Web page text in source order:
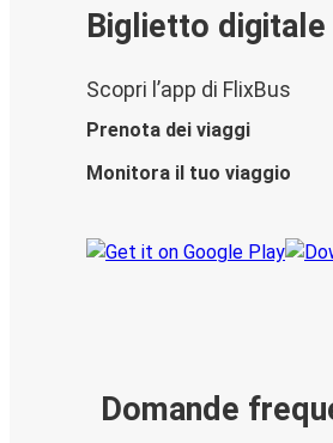
Biglietto digitale
Scopri l’app di FlixBus
Prenota dei viaggi
Monitora il tuo viaggio
Domande